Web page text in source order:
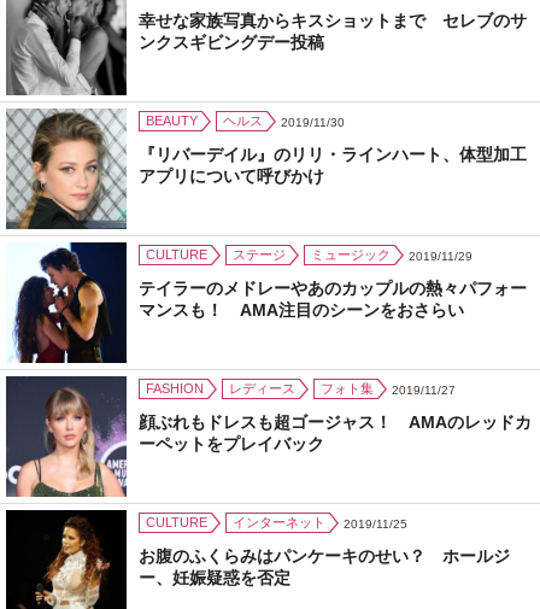
幸せな家族写真からキスショットまで セレブのサ
ンクスギビングデー投稿
BEAUTY ヘルス 2019/11/30
『リバーデイル』のリリ・ラインハート、体型加工
アプリについて呼びかけ
CULTURE ステージ ミュージック 2019/11/29
テイラーのメドレーやあのカップルの熱々パフォー
マンスも！ AMA注目のシーンをおさらい
FASHION レディース フォト集 2019/11/27
顔ぶれもドレスも超ゴージャス！ AMAのレッドカ
ーペットをプレイバック
CULTURE インターネット 2019/11/25
お腹のふくらみはパンケーキのせい？ ホールジ
ー、妊娠疑惑を否定